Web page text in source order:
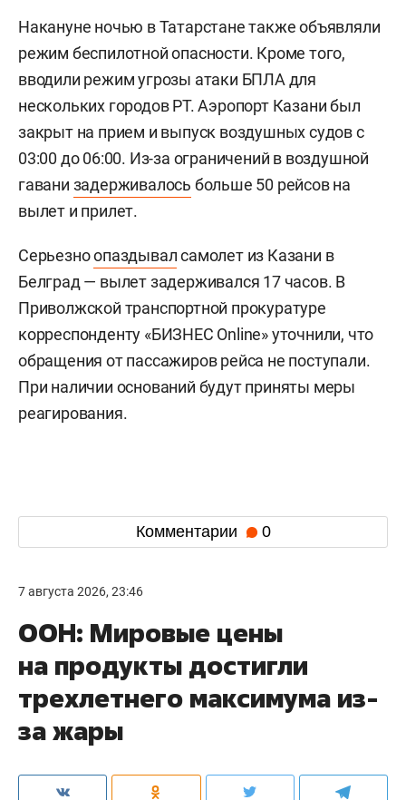
Накануне ночью в Татарстане также объявляли
режим беспилотной опасности. Кроме того,
вводили режим угрозы атаки БПЛА для
нескольких городов РТ. Аэропорт Казани был
закрыт на прием и выпуск воздушных судов с
03:00 до 06:00. Из-за ограничений в воздушной
гавани задерживалось больше 50 рейсов на
вылет и прилет.
Серьезноопаздывалсамолет из Казани в
Белград — вылет задерживался 17 часов. В
Приволжской транспортной прокуратуре
корреспонденту «БИЗНЕС Online» уточнили, что
обращения от пассажиров рейса не поступали.
При наличии оснований будут приняты меры
реагирования.
Комментарии 0
7 августа 2026, 23:46
ООН: Мировые цены
на продукты достигли
трехлетнего максимума из-
за жары